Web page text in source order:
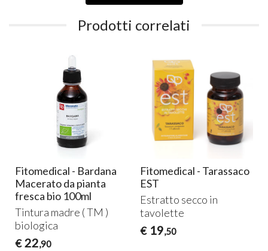
Prodotti correlati
Fitomedical - Bardana
Macerato da pianta
fresca bio 100ml
Tintura madre ( TM )
biologica
€ 22,90
Fitomedical - Tarassaco
EST
Estratto secco in
tavolette
€ 19,50